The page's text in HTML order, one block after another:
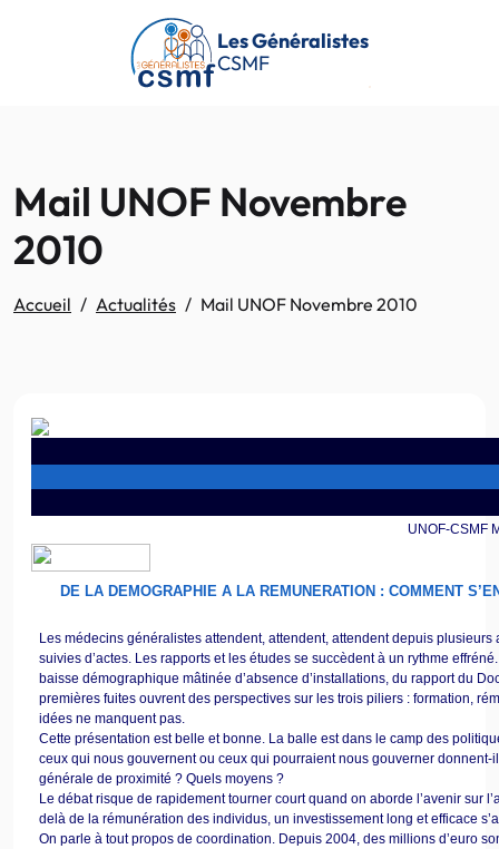
Passer au contenu principal
Les Généralistes
CSMF
Mail UNOF Novembre
2010
Accueil Actualités Mail UNOF Novembre 2010
UNOF-CSMF
DE LA DEMOGRAPHIE A LA REMUNERATION : COMMENT
Les médecins généralistes attendent, attendent, attendent depuis
suivies d’actes. Les rapports et les études se succèdent à un rythme
baisse démographique mâtinée d’absence d’installations, du rapport du
premières fuites ouvrent des perspectives sur les trois piliers : formation,
idées ne manquent pas.
Cette présentation est belle et bonne. La balle est dans le camp des
ceux qui nous gouvernent ou ceux qui pourraient nous gouverner
générale de proximité ? Quels moyens ?
Le débat risque de rapidement tourner court quand on aborde l’avenir sur
delà de la rémunération des individus, un investissement long et efficace
On parle à tout propos de coordination. Depuis 2004, des millions d’euro